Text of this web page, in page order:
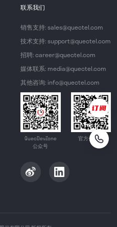
联系我们
销售支持: sales@quectel.com
技术支持: support@quectel.com
招聘: career@quectel.com
媒体联系: media@quectel.com
其他咨询: info@quectel.com
QuecDevZone
公众号
官方公众号